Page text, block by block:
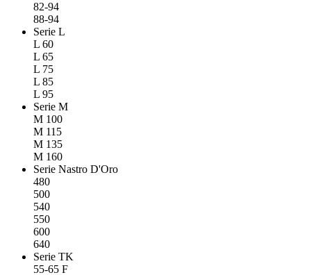
82-94
88-94
Serie L
L 60
L 65
L 75
L 85
L 95
Serie M
M 100
M 115
M 135
M 160
Serie Nastro D'Oro
480
500
540
550
600
640
Serie TK
55-65 F